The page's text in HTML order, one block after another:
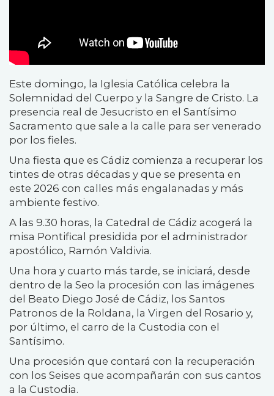
Este domingo, la Iglesia Católica celebra la
Solemnidad del Cuerpo y la Sangre de Cristo. La
presencia real de Jesucristo en el Santísimo
Sacramento que sale a la calle para ser venerado
por los fieles.
Una fiesta que es Cádiz comienza a recuperar los
tintes de otras décadas y que se presenta en
este 2026 con calles más engalanadas y más
ambiente festivo.
A las 9.30 horas, la Catedral de Cádiz acogerá la
misa Pontifical presidida por el administrador
apostólico, Ramón Valdivia.
Una hora y cuarto más tarde, se iniciará, desde
dentro de la Seo la procesión con las imágenes
del Beato Diego José de Cádiz, los Santos
Patronos de la Roldana, la Virgen del Rosario y,
por último, el carro de la Custodia con el
Santísimo.
Una procesión que contará con la recuperación
con los Seises que acompañarán con sus cantos
a la Custodia.